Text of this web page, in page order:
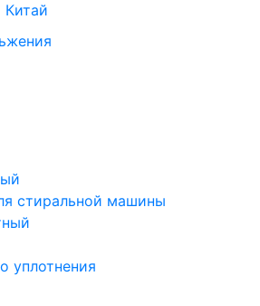
стиральной машины
уплотнения